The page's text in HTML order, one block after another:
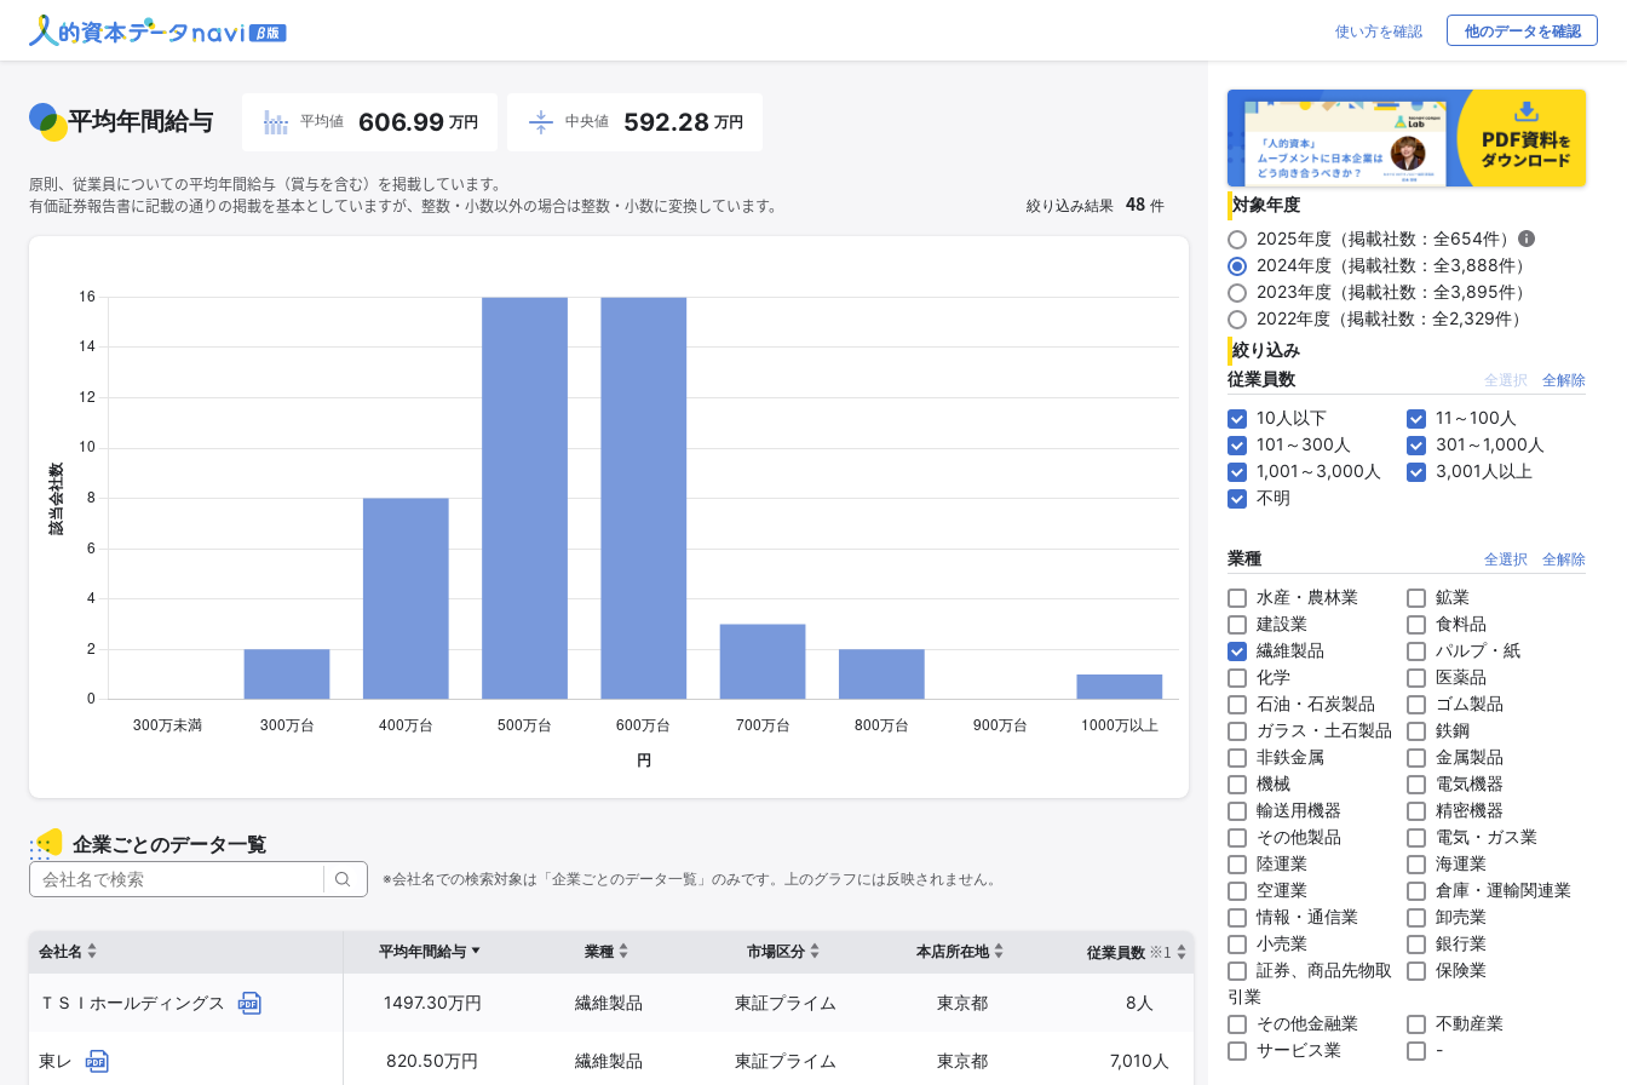
使い方を確認 他のデータを確認
平均年間給与 平均値 606.99 万円 中央値 592.28 万円
原則、従業員についての平均年間給与（賞与を含む）を掲載しています。
有価証券報告書に記載の通りの掲載を基本としていますが、整数・小数以外の場合は整数・小数に変換しています。
絞り込み結果 48 件
企業ごとのデータ一覧
※会社名での検索対象は「企業ごとのデータ一覧」のみです。上のグラフには反映されません。
会社名 平均年間給与 業種 市場区分 本店所在地 従業員数 ※1 臨時従業員数 確認した有報締日
ＴＳＩホールディングス 1497.30万円 繊維製品 東証プライム 東京都 8人
東レ 820.50万円 繊維製品 東証プライム 東京都 7,010人 -
対象年度
2025年度（掲載社数：全654件）
2024年度（掲載社数：全3,888件）
2023年度（掲載社数：全3,895件）
2022年度（掲載社数：全2,329件）
絞り込み
従業員数
全選択 全解除
10人以下
11～100人
101～300人
301～1,000人
1,001～3,000人
3,001人以上
不明
業種 全選択 全解除
水産・農林業
鉱業
建設業
食料品
繊維製品
パルプ・紙
化学
医薬品
石油・石炭製品
ゴム製品
ガラス・土石製品
鉄鋼
非鉄金属
金属製品
機械
電気機器
輸送用機器
精密機器
その他製品
電気・ガス業
陸運業
海運業
空運業
倉庫・運輸関連業
情報・通信業
卸売業
小売業
銀行業
証券、商品先物取
引業
保険業
その他金融業
不動産業
サービス業
-